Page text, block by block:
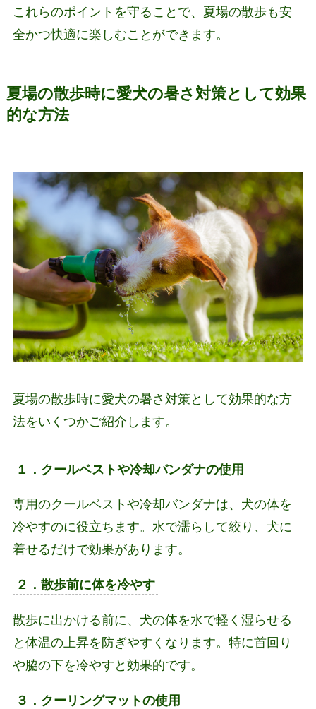
これらのポイントを守ることで、夏場の散歩も安
全かつ快適に楽しむことができます。
夏場の散歩時に愛犬の暑さ対策として効果
的な方法
夏場の散歩時に愛犬の暑さ対策として効果的な方
法をいくつかご紹介します。
１．クールベストや冷却バンダナの使用
専用のクールベストや冷却バンダナは、犬の体を
冷やすのに役立ちます。水で濡らして絞り、犬に
着せるだけで効果があります。
２．散歩前に体を冷やす
散歩に出かける前に、犬の体を水で軽く湿らせる
と体温の上昇を防ぎやすくなります。特に首回り
や脇の下を冷やすと効果的です。
３．クーリングマットの使用